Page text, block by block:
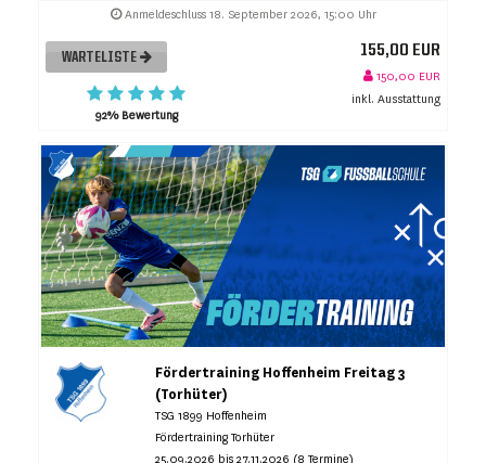
Anmeldeschluss 18. September 2026, 15:00 Uhr
WARTELISTE
92% Bewertung
155,00 EUR
150,00 EUR
inkl. Ausstattung
Fördertraining Hoffenheim Freitag 3
(Torhüter)
TSG 1899 Hoffenheim
Fördertraining Torhüter
25.09.2026 bis 27.11.2026 (8 Termine)